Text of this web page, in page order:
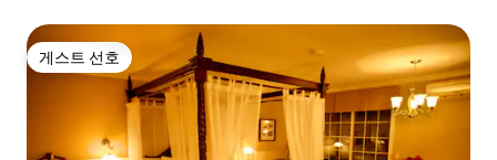
게스트 선호
게스트 선호